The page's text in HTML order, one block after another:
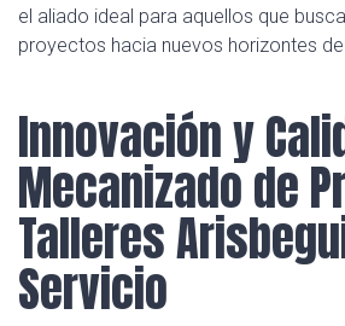
el aliado ideal para aquellos que
proyectos hacia nuevos horizontes de
Innovación y
Mecanizado de
Talleres
Servicio